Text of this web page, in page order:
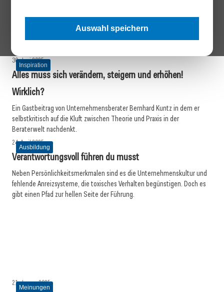
Auswahl speichern
Die Zeiten, in denen Corporate Publishing großen Konzernen
Inspiration
30. Juni 2025
Alles muss sich verändern, steigern und erhöhen!
Wirklich?
Ein Gastbeitrag von Unternehmensberater Bernhard Kuntz in dem er
selbstkritisch auf die Kluft zwischen Theorie und Praxis in der
Beraterwelt nachdenkt.
Ausbildung
24. April 2025
Verantwortungsvoll führen du musst
Neben Persönlichkeitsmerkmalen sind es die Unternehmenskultur und
fehlende Anreizsysteme, die toxisches Verhalten begünstigen. Doch es
gibt einen Pfad zur hellen Seite der Führung.
Meinungen
21. Januar 2025